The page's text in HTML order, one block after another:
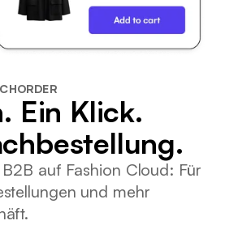
Ein Klick.
auf Fashion Cloud: Für
und mehr